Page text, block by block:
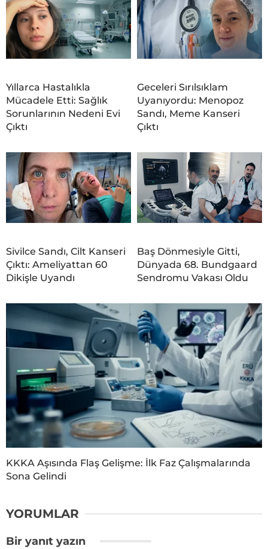
Yıllarca Hastalıkla
Mücadele Etti: Sağlık
Sorunlarının Nedeni Evi
Çıktı
Geceleri Sırılsıklam
Uyanıyordu: Menopoz
Sandı, Meme Kanseri
Çıktı
Sivilce Sandı, Cilt Kanseri
Çıktı: Ameliyattan 60
Dikişle Uyandı
Baş Dönmesiyle Gitti,
Dünyada 68. Bundgaard
Sendromu Vakası Oldu
KKKA Aşısında Flaş Gelişme: İlk Faz Çalışmalarında
Sona Gelindi
YORUMLAR
Bir yanıt yazın